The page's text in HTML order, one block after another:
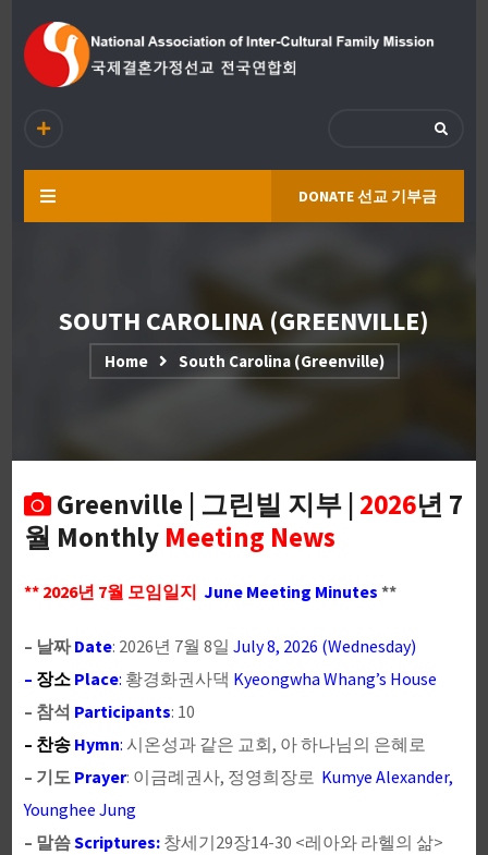
DONATE 선교 기부금
SOUTH CAROLINA (GREENVILLE)
Home South Carolina (Greenville)
Greenville | 그린빌 지부 | 2026년 7
월 Monthly Meeting News
** 2026년 7월 모임일지 June Meeting Minutes **
– 날짜Date: 2026년 7월 8일 July 8, 2026 (Wednesday)
– 장소Place: 황경화권사댁 Kyeongwha Whang’s House
– 참석 Participants: 10
– 찬송Hymn: 시온성과 같은 교회, 아 하나님의 은혜로
– 기도 Prayer: 이금례권사, 정영희장로 Kumye Alexander,
Younghee Jung
– 말씀Scriptures: 창세기29장14-30 <레아와 라헬의 삶>